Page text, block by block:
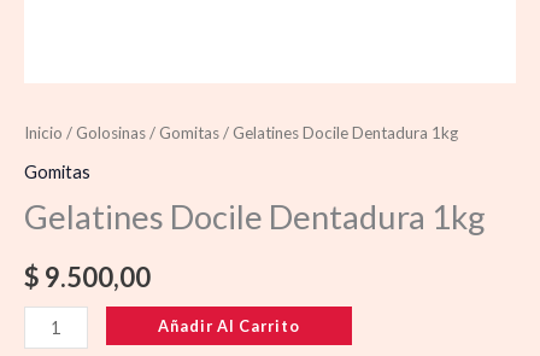
Inicio / Golosinas/ Gomitas/ Gelatines Docile Dentadura 1kg
Gomitas
Gelatines Docile Dentadura 1kg
$ 9.500,00
Añadir Al Carrito